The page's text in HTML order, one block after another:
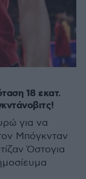
18 εκατ.
για να
Μπόγκνταν
Όστογια